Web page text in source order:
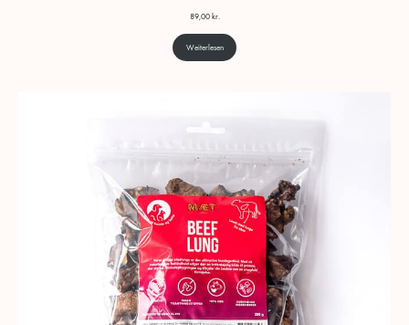
89,00 kr.
Weiterlesen